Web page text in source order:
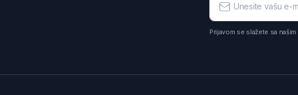
Prijavom se slažete sa našim